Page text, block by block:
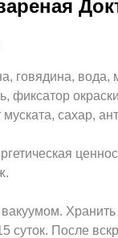
Tilda
говядина,
фиксатор
муската, сахар,
суток. После